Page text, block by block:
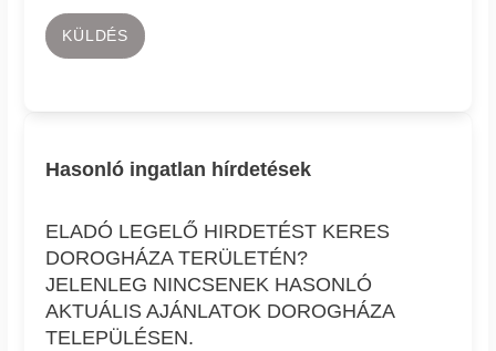
KÜLDÉS
Hasonló ingatlan hírdetések
ELADÓ LEGELŐ HIRDETÉST KERES
DOROGHÁZA TERÜLETÉN?
JELENLEG NINCSENEK HASONLÓ
AKTUÁLIS AJÁNLATOK DOROGHÁZA
TELEPÜLÉSEN.